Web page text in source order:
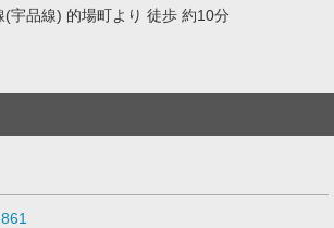
(宇品線) 的場町より 徒歩 約10分